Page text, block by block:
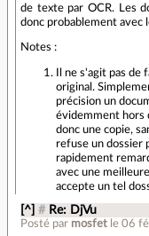
de texte par OCR. Les
donc probablement avec
Notes :
Il ne s'agit pas
original.
précision un
évidemment hors
donc une copie,
refuse un dossier
rapidement
avec une
accepte un tel
[^] # Re: DjVu
Posté par mosfet le 06